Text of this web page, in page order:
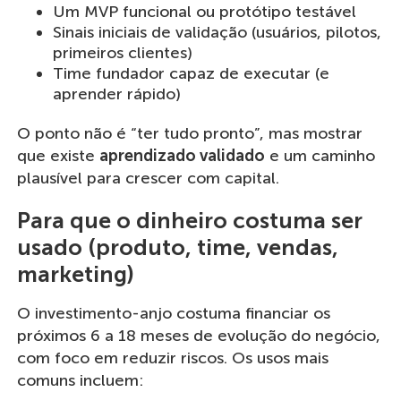
Um MVP funcional ou protótipo testável
Sinais iniciais de validação (usuários, pilotos,
primeiros clientes)
Time fundador capaz de executar (e
aprender rápido)
O ponto não é “ter tudo pronto”, mas mostrar
que existe aprendizado validado e um caminho
plausível para crescer com capital.
Para que o dinheiro costuma ser
usado (produto, time, vendas,
marketing)
O investimento-anjo costuma financiar os
próximos 6 a 18 meses de evolução do negócio,
com foco em reduzir riscos. Os usos mais
comuns incluem: